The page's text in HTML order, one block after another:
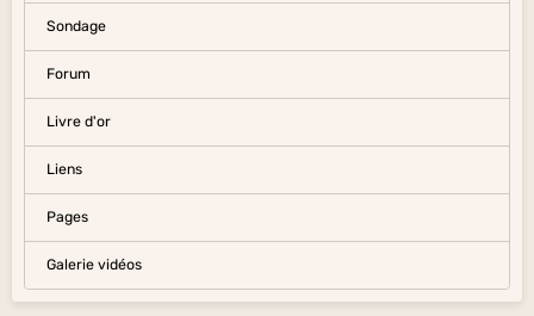
Sondage
Forum
Livre d'or
Liens
Pages
Galerie vidéos